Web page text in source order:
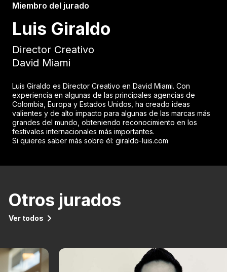
Miembro del jurado
Luis Giraldo
Director Creativo
David Miami
Luis Giraldo es Director Creativo en David Miami. Con
experiencia en algunas de las principales agencias de
Colombia, Europa y Estados Unidos, ha creado ideas
valientes y de alto impacto para algunas de las marcas más
grandes del mundo, obteniendo reconocimiento en los
festivales internacionales más importantes.
Si quieres saber más sobre él: giraldo-luis.com
Otros jurados
Ver todos